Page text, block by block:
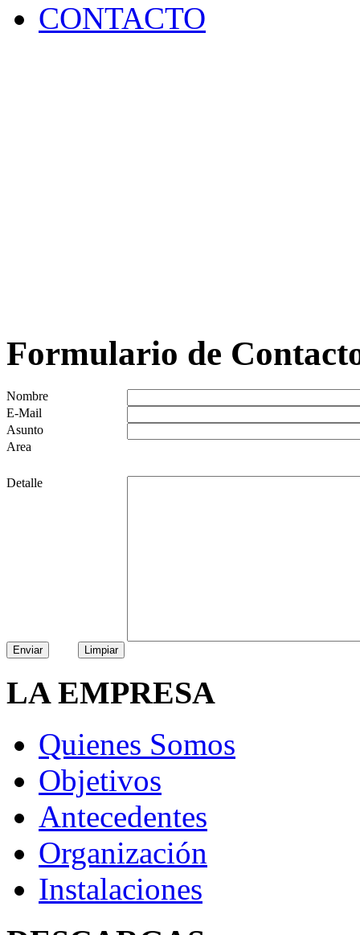
CONTACTO
Formulario de
Nombre
E-Mail
Asunto
Area
Detalle
Enviar Limpiar
LA EMPRESA
Quienes Somos
Objetivos
Antecedentes
Organización
Instalaciones